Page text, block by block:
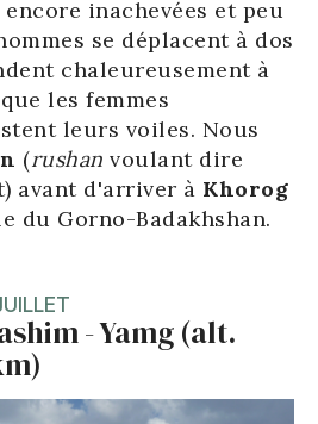
inachevées et peu
se déplacent à dos
chaleureusement à
les femmes
leurs voiles. Nous
(rushan voulant dire
avant d'arriver à Khorog
du Gorno-Badakhshan.
- Yamg (alt.